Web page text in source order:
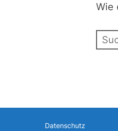
Wie
Datenschutz